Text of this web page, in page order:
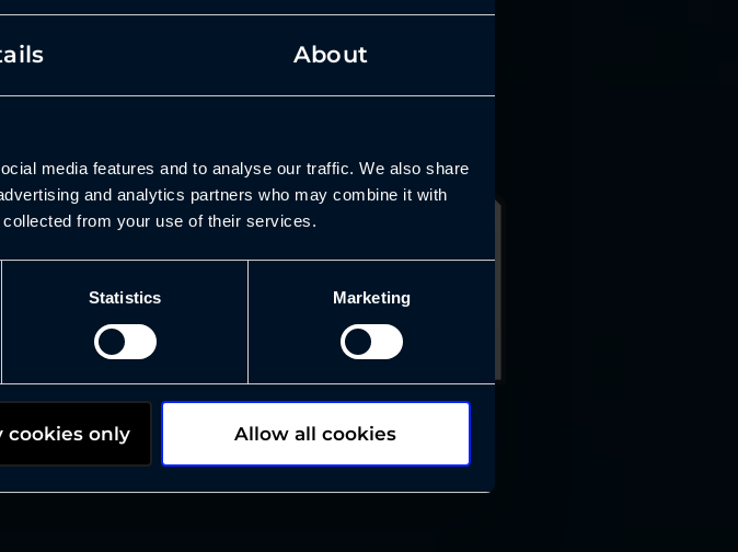
About
media features and to analyse our traffic. We also share
and analytics partners who may combine it with
from your use of their services.
Statistics Marketing
cookies only Allow all cookies
kun itse
ratkaisemiseen
johon voit